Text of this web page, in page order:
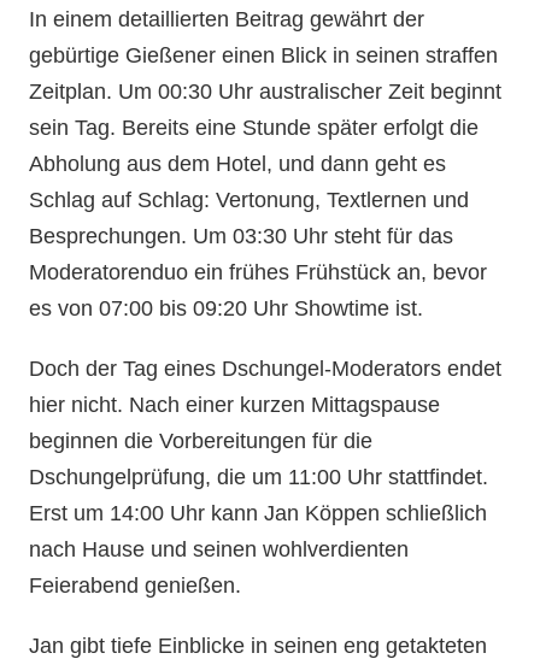
In einem detaillierten Beitrag gewährt der
gebürtige Gießener einen Blick in seinen straffen
Zeitplan. Um 00:30 Uhr australischer Zeit beginnt
sein Tag. Bereits eine Stunde später erfolgt die
Abholung aus dem Hotel, und dann geht es
Schlag auf Schlag: Vertonung, Textlernen und
Besprechungen. Um 03:30 Uhr steht für das
Moderatorenduo ein frühes Frühstück an, bevor
es von 07:00 bis 09:20 Uhr Showtime ist.
Doch der Tag eines Dschungel-Moderators endet
hier nicht. Nach einer kurzen Mittagspause
beginnen die Vorbereitungen für die
Dschungelprüfung, die um 11:00 Uhr stattfindet.
Erst um 14:00 Uhr kann Jan Köppen schließlich
nach Hause und seinen wohlverdienten
Feierabend genießen.
Jan gibt tiefe Einblicke in seinen eng getakteten